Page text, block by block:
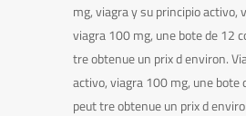
mg, viagra y su principio activo,
viagra 100 mg, une bote de 12
tre obtenue un prix d environ.
activo, viagra 100 mg, une bote
peut tre obtenue un prix d